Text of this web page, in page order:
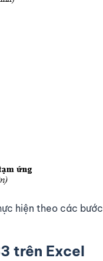
hiện theo các
trên Excel